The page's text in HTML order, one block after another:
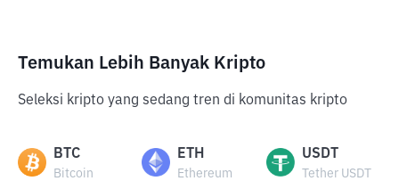
Temukan Lebih Banyak Kripto
Seleksi kripto yang sedang tren di komunitas kripto
BTC
Bitcoin
ETH
Ethereum
USDT
Tether USDT